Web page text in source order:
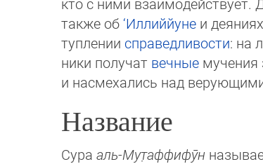
так­же об ‘Ил­лий­йу­не и
туп­ле­нии спра­вед­ливости: на
ни­ки по­лу­чат веч­ные мучения
и нас­ме­ха­лись над
Название
Сура аль-Мут̣аффифӯн